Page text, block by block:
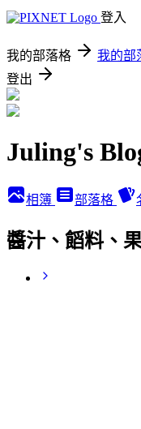
登入
我的部落格 我的部
登出
Juling's
相簿 部落格
醬汁、饀料、